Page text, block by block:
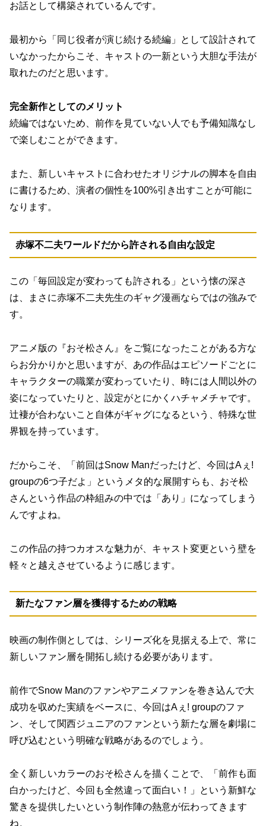
お話として構築されているんです。
最初から「同じ役者が演じ続ける続編」として設計されて
いなかったからこそ、キャストの一新という大胆な手法が
取れたのだと思います。
完全新作としてのメリット
続編ではないため、前作を見ていない人でも予備知識なし
で楽しむことができます。
また、新しいキャストに合わせたオリジナルの脚本を自由
に書けるため、演者の個性を100%引き出すことが可能に
なります。
赤塚不二夫ワールドだから許される自由な設定
この「毎回設定が変わっても許される」という懐の深さ
は、まさに赤塚不二夫先生のギャグ漫画ならではの強みで
す。
アニメ版の『おそ松さん』をご覧になったことがある方な
らお分かりかと思いますが、あの作品はエピソードごとに
キャラクターの職業が変わっていたり、時には人間以外の
姿になっていたりと、設定がとにかくハチャメチャです。
辻褄が合わないこと自体がギャグになるという、特殊な世
界観を持っています。
だからこそ、「前回はSnow Manだったけど、今回はAぇ!
groupの6つ子だよ」というメタ的な展開すらも、おそ松
さんという作品の枠組みの中では「あり」になってしまう
んですよね。
この作品の持つカオスな魅力が、キャスト変更という壁を
軽々と越えさせているように感じます。
新たなファン層を獲得するための戦略
映画の制作側としては、シリーズ化を見据える上で、常に
新しいファン層を開拓し続ける必要があります。
前作でSnow Manのファンやアニメファンを巻き込んで大
成功を収めた実績をベースに、今回はAぇ! groupのファ
ン、そして関西ジュニアのファンという新たな層を劇場に
呼び込むという明確な戦略があるのでしょう。
全く新しいカラーのおそ松さんを描くことで、「前作も面
白かったけど、今回も全然違って面白い！」という新鮮な
驚きを提供したいという制作陣の熱意が伝わってきます
ね。